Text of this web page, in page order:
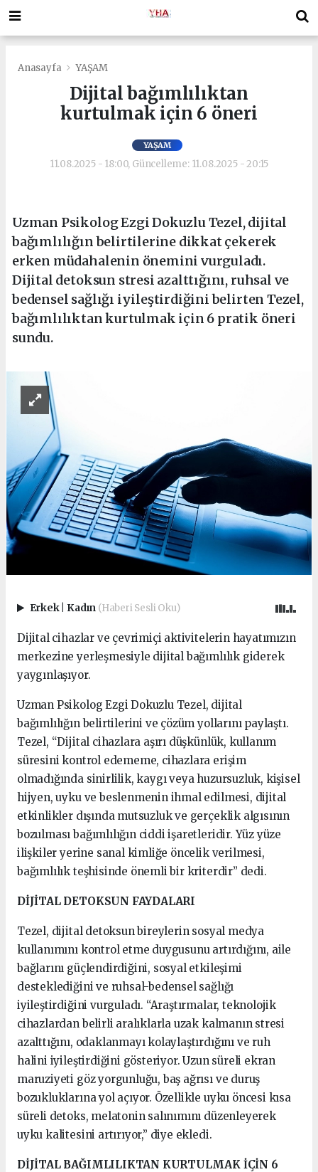
Anasayfa YAŞAM
Dijital bağımlılıktan
kurtulmak için 6 öneri
YAŞAM
11.08.2025 - 18:00, Güncelleme: 11.08.2025 - 20:15
Uzman Psikolog Ezgi Dokuzlu Tezel, dijital
bağımlılığın belirtilerine dikkat çekerek
erken müdahalenin önemini vurguladı.
Dijital detoksun stresi azalttığını, ruhsal ve
bedensel sağlığı iyileştirdiğini belirten Tezel,
bağımlılıktan kurtulmak için 6 pratik öneri
sundu.
Erkek Kadın (Haberi Sesli Oku)
Dijital cihazlar ve çevrimiçi aktivitelerin hayatımızın
merkezine yerleşmesiyle dijital bağımlılık giderek
yaygınlaşıyor.
Uzman Psikolog Ezgi Dokuzlu Tezel, dijital
bağımlılığın belirtilerini ve çözüm yollarını paylaştı.
Tezel, “Dijital cihazlara aşırı düşkünlük, kullanım
süresini kontrol edememe, cihazlara erişim
olmadığında sinirlilik, kaygı veya huzursuzluk, kişisel
hijyen, uyku ve beslenmenin ihmal edilmesi, dijital
etkinlikler dışında mutsuzluk ve gerçeklik algısının
bozulması bağımlılığın ciddi işaretleridir. Yüz yüze
ilişkiler yerine sanal kimliğe öncelik verilmesi,
bağımlılık teşhisinde önemli bir kriterdir” dedi.
DİJİTAL DETOKSUN FAYDALARI
Tezel, dijital detoksun bireylerin sosyal medya
kullanımını kontrol etme duygusunu artırdığını, aile
bağlarını güçlendirdiğini, sosyal etkileşimi
desteklediğini ve ruhsal-bedensel sağlığı
iyileştirdiğini vurguladı. “Araştırmalar, teknolojik
cihazlardan belirli aralıklarla uzak kalmanın stresi
azalttığını, odaklanmayı kolaylaştırdığını ve ruh
halini iyileştirdiğini gösteriyor. Uzun süreli ekran
maruziyeti göz yorgunluğu, baş ağrısı ve duruş
bozukluklarına yol açıyor. Özellikle uyku öncesi kısa
süreli detoks, melatonin salınımını düzenleyerek
uyku kalitesini artırıyor,” diye ekledi.
DİJİTAL BAĞIMLILIKTAN KURTULMAK İÇİN 6